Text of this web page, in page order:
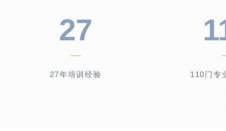
27
27年培训经验 110门专